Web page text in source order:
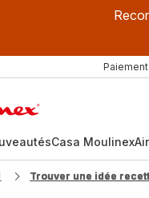
Casa Moulinex
Trouver une idée